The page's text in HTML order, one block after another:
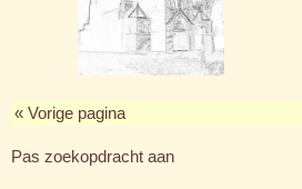
« Vorige pagina
Pas zoekopdracht aan